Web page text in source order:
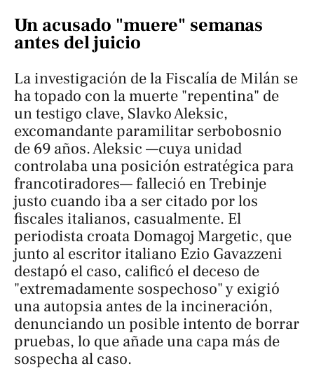
Un acusado "muere" semanas
antes del juicio
La investigación de la Fiscalía de Milán se
ha topado con la muerte "repentina" de
un testigo clave, Slavko Aleksic,
excomandante paramilitar serbobosnio
de 69 años. Aleksic —cuya unidad
controlaba una posición estratégica para
francotiradores— falleció en Trebinje
justo cuando iba a ser citado por los
fiscales italianos, casualmente. El
periodista croata Domagoj Margetic, que
junto al escritor italiano Ezio Gavazzeni
destapó el caso, calificó el deceso de
"extremadamente sospechoso" y exigió
una autopsia antes de la incineración,
denunciando un posible intento de borrar
pruebas, lo que añade una capa más de
sospecha al caso.